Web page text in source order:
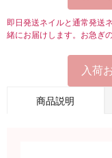
即日発送ネイルと通常発送
緒にお届けします。お急ぎ
入荷
商品説明